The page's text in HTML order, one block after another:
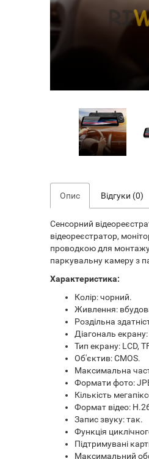
Опис Відгуки (0)
Сенсорний
відеореєстратор,
проводкою для монтажу
паркувальну камеру з
Характеристика:
Колір: чорний.
Живлення:
Роздільна
Діагональ
Тип екрану: LCD,
Об'єктив: CMOS.
Максимальна
Формати фото:
Кількість
Формат відео:
Запис звуку: так.
Функція
Підтримувані
Максимальний